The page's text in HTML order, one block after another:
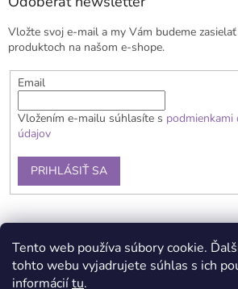
Tento web používa súbory cookie.
tohto webu vyjadrujete súhlas s ich
informáciítu.
Vložte svoj e-mail a my Vám budeme
produktoch na našom e-shope.
Email
Vložením e-mailu súhlasíte s podmienkami
údajov
PRIHLÁSIŤ SA
Kontaky Podmienky ochrany